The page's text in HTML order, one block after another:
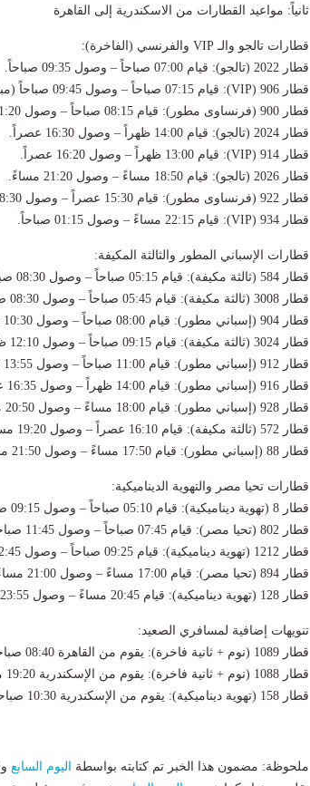
ثانياً: مواعيد القطارات من الاسكندرية إلى القاهرة
قطارات تالجو والـ VIP والفرنسي (الفاخرة):
قطار 2022 (تالجو): قيام 07:00 صباحاً – وصول 09:35 صباحاً.
قطار 906 (VIP): قيام 07:15 صباحاً – وصول 09:45 صباحاً (مباشر).
قطار 900 (فرنساوى مطور): قيام 08:15 صباحاً – وصول 11:20 صباحاً.
قطار 2024 (تالجو): قيام 14:00 ظهراً – وصول 16:30 عصراً.
قطار 914 (VIP): قيام 13:00 ظهراً – وصول 16:20 عصراً.
قطار 2026 (تالجو): قيام 18:50 مساءً – وصول 21:20 مساءً.
قطار 922 (فرنساوى مطور): قيام 15:30 عصراً – وصول 18:30 مساءً.
قطار 934 (VIP): قيام 22:15 مساءً – وصول 01:15 صباحاً.
قطارات الإسباني المطور والثالثة المكيفة:
قطار 584 (ثالثة مكيفة): قيام 05:15 صباحاً – وصول 08:30 صباحاً.
قطار 3008 (ثالثة مكيفة): قيام 05:45 صباحاً – وصول 08:30 صباحاً.
قطار 904 (إسباني مطور): قيام 08:00 صباحاً – وصول 10:30 صباحاً.
قطار 3024 (ثالثة مكيفة): قيام 09:15 صباحاً – وصول 12:10 ظهراً.
قطار 912 (إسباني مطور): قيام 11:00 صباحاً – وصول 13:55 ظهراً.
قطار 916 (إسباني مطور): قيام 14:00 ظهراً – وصول 16:35 عصراً.
قطار 928 (إسباني مطور): قيام 18:00 مساءً – وصول 20:50 مساءً.
قطار 572 (ثالثة مكيفة): قيام 16:10 عصراً – وصول 19:20 مساءً.
قطار 88 (إسباني مطور): قيام 17:50 مساءً – وصول 21:50 مساءً (يمتد لأسوان).
قطارات تحيا مصر والتهوية الديناميكية:
قطار 8 (تهوية ديناميكية): قيام 05:10 صباحاً – وصول 09:15 صباحاً.
قطار 802 (تحيا مصر): قيام 07:45 صباحاً – وصول 11:45 صباحاً.
قطار 1212 (تهوية ديناميكية): قيام 09:25 صباحاً – وصول 12:45 ظهراً.
قطار 894 (تحيا مصر): قيام 17:00 مساءً – وصول 21:00 مساءً.
قطار 128 (تهوية ديناميكية): قيام 20:45 مساءً – وصول 23:55 مساءً.
تنويهات إضافية لمسافري الصعيد:
قطار 1089 (نوم + ثانية فاخرة): يقوم من القاهرة 08:40 صباحاً (قادم من أسوان للوصول للإسكندرية).
قطار 1088 (نوم + ثانية فاخرة): يقوم من الإسكندرية 19:20 مساءً (متجهاً لأسوان).
قطار 158 (تهوية ديناميكية): يقوم من الإسكندرية 10:30 صباحاً متجهاً للأقصر.
ملحوظة: مضمون هذا الخبر تم كتابته بواسطة اليوم السابع